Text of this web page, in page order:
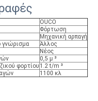
OUCO
Φόρτωση
Μηχανική αρπαγή
γνώρισμα
Άλλος
Νέος
0,5 μ ³
φορτίου 1.2 t/m ³
1100 κλ